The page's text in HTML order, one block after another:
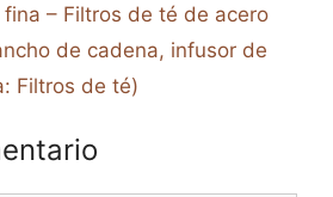
– Filtros de té de acero
de cadena, infusor de
Filtros de té)